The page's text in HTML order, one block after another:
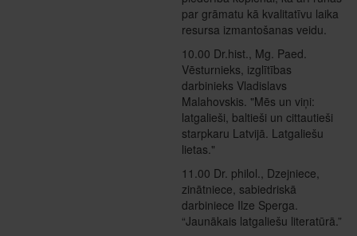
par grāmatu kā kvalitatīvu laika
resursa izmantošanas veidu.
10.00 Dr.hist., Mg. Paed.
Vēsturnieks, izglītības
darbinieks Vladislavs
Malahovskis. "Mēs un viņi:
latgalieši, baltieši un cittautieši
starpkaru Latvijā. Latgaliešu
lietas."
11.00 Dr. philol., Dzejniece,
zinātniece, sabiedriskā
darbiniece Ilze Sperga.
“Jaunākais latgaliešu literatūrā.”